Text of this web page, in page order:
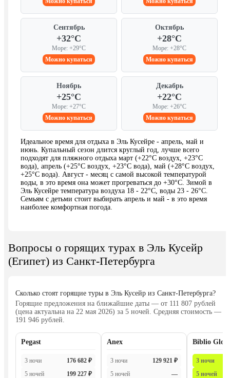
Сентябрь
+32°C
Море: +29°C
Можно купаться
Октябрь
+28°C
Море: +28°C
Можно купаться
Ноябрь
+25°C
Море: +27°C
Можно купаться
Декабрь
+22°C
Море: +26°C
Можно купаться
Идеальное время для отдыха в Эль Кусейре - апрель, май и
июнь. Купальный сезон длится круглый год, лучше всего
подходят для пляжного отдыха март (+22°C воздух, +23°C
вода), апрель (+25°C воздух, +23°C вода), май (+28°C воздух,
+25°C вода). Август - месяц с самой высокой температурой
воды, в это время она может прогреваться до +30°C. Зимой в
Эль Кусейре температура воздуха 18 - 22°C, воды 23 - 26°C.
Семьям с детьми стоит выбирать апрель и май - в это время
наиболее комфортная погода.
Вопросы о горящих турах в Эль Кусейр
(Египет) из Санкт-Петербурга
Сколько стоят горящие туры в Эль Кусейр из Санкт-Петербурга?
Горящие предложения на ближайшие даты — от 111 807 рублей
(цена актуальна на 22 мая 2026) за 5 ночей. Средняя стоимость —
191 946 рублей.
Pegast
3 ночи
176 682 ₽
5 ночей
199 227 ₽
Anex
3 ночи
129 921 ₽
5 ночей
—
Biblio
3 ночи
5 ночей